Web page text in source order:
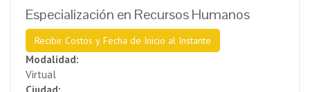
Especialización en Recursos Humanos
Recibir Costos y Fecha de Inicio al Instante
Modalidad:
Virtual